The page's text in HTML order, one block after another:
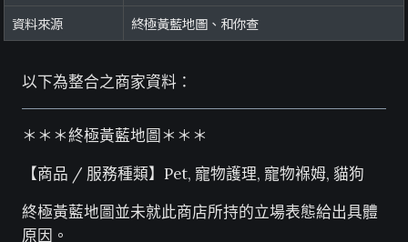
資料來源
終極黃藍地圖、和你查
以下為整合之商家資料：
＊＊＊終極黃藍地圖＊＊＊
【商品 / 服務種類】Pet, 寵物護理, 寵物褓姆, 貓狗
終極黃藍地圖並未就此商店所持的立場表態給出具體
原因。